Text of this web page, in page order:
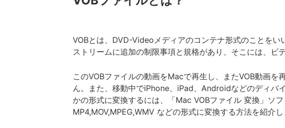
VOBとは、DVD-Videoメディアのコンテナ形式のことを
ストリームに追加の制限事項と規格があり、そこには、ビ
このVOBファイルの動画をMacで再生し、またVOB動画
ん。また、移動中でiPhone、iPad、Androidなどのディバ
かの形式に変換するには、「Mac VOBファイル 変換」ソ
MP4,MOV,MPEG,WMV などの形式に変換する方法を紹介し